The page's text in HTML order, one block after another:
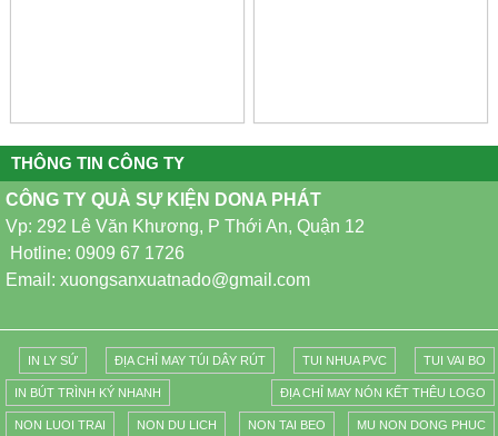
THÔNG TIN CÔNG TY
CÔNG TY QUÀ SỰ KIỆN DONA PHÁT
Vp: 292 Lê Văn Khương, P Thới An, Quận 12
Hotline: 0909 67 1726
Email: xuongsanxuatnado@gmail.com
IN LY SỨ ĐỊA CHỈ MAY TÚI DÂY RÚT TUI NHUA PVC TUI VAI BO
IN BÚT TRÌNH KÝ NHANH ĐỊA CHỈ MAY NÓN KẾT THÊU LOGO
NON LUOI TRAI NON DU LICH NON TAI BEO MU NON DONG PHUC